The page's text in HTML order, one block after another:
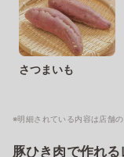
さつまいも
※明細されている内容は店舗
豚ひき肉で作れる